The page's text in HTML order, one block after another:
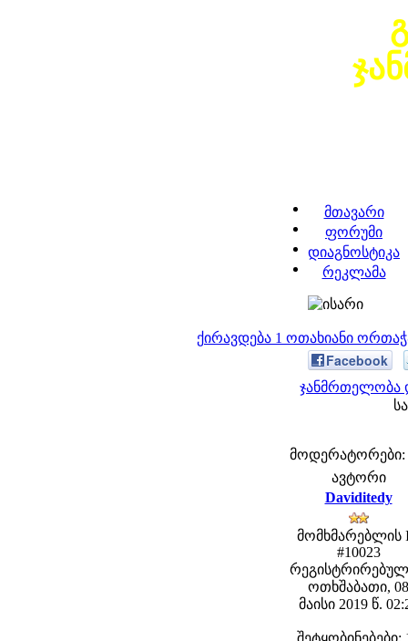
მთავარი
ფორუმი
დიაგნოსტიკა
რეკლამა
ქირავდება 1 ოთახიანი
Facebook
ჯანმრთელობა
მოდერატორები:
ავტორი
Daviditedy
მომხმარებლის
#10023
ოთხშაბათი, 08
მაისი 2019 წ.
შეტყობინებები: